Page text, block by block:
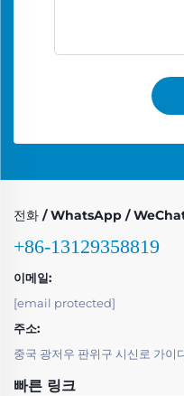
전화 / WhatsApp /
+86-13129358819
이메일:
[email protected]
주소:
중국 광저우 판위구 시신로 가이
빠른 링크